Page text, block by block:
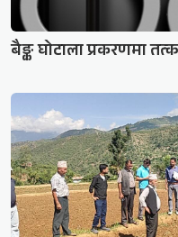
बैङ्क घोटाला प्रकरणमा